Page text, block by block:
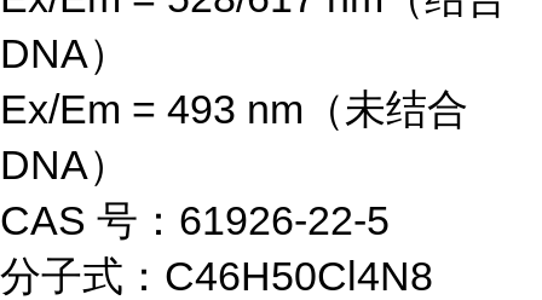
DNA）
Ex/Em = 493 nm（未结合
DNA）
CAS 号：61926-22-5
分子式：C46H50Cl4N8